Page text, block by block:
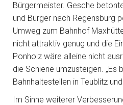
Bürgermeister. Gesche
und Bürger nach Regensburg
Umweg zum Bahnhof
nicht attraktiv genug und die
Ponholz wäre alleine nicht
die Schiene umzusteigen. „Es
Bahnhaltestellen in Teublitz
Im Sinne weiterer